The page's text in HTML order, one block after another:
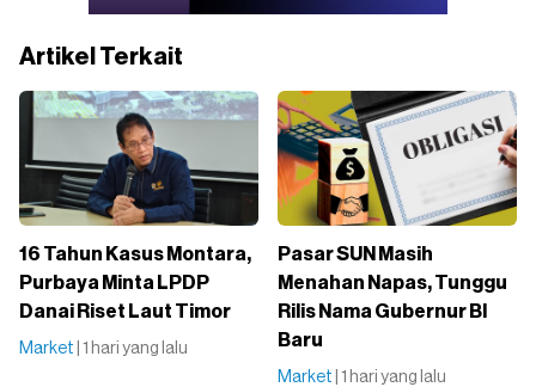
Artikel Terkait
16 Tahun Kasus Montara,
Purbaya Minta LPDP
Danai Riset Laut Timor
Market | 1 hari yang lalu
Pasar SUN Masih
Menahan Napas, Tunggu
Rilis Nama Gubernur BI
Baru
Market | 1 hari yang lalu